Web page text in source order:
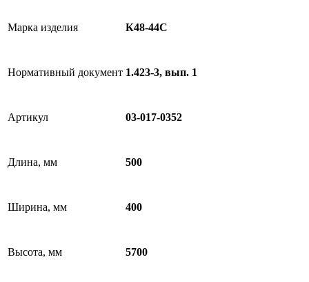
Марка изделия К48-44C
Нормативный документ 1.423-3, вып. 1
Артикул 03-017-0352
Длина, мм 500
Ширина, мм 400
Высота, мм 5700